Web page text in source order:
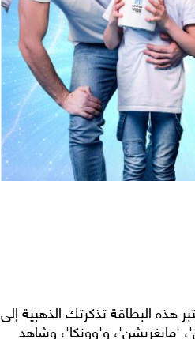
جهاز البلو سوايبر، تعتبر هذه البطاقة تذكرتك الذهبية إلى
'ويش'، 'مايغريشن'، و'وونكا'، وشاهد